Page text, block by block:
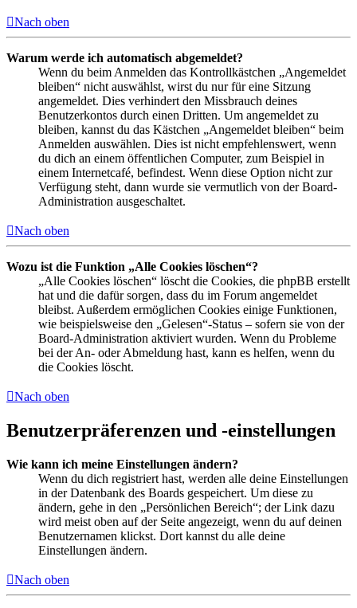
Nach oben
Warum werde ich automatisch abgemeldet?
Wenn du beim Anmelden das Kontrollkästchen „Angemeldet
bleiben“ nicht auswählst, wirst du nur für eine Sitzung
angemeldet. Dies verhindert den Missbrauch deines
Benutzerkontos durch einen Dritten. Um angemeldet zu
bleiben, kannst du das Kästchen „Angemeldet bleiben“ beim
Anmelden auswählen. Dies ist nicht empfehlenswert, wenn
du dich an einem öffentlichen Computer, zum Beispiel in
einem Internetcafé, befindest. Wenn diese Option nicht zur
Verfügung steht, dann wurde sie vermutlich von der Board-
Administration ausgeschaltet.
Nach oben
Wozu ist die Funktion „Alle Cookies löschen“?
„Alle Cookies löschen“ löscht die Cookies, die phpBB erstellt
hat und die dafür sorgen, dass du im Forum angemeldet
bleibst. Außerdem ermöglichen Cookies einige Funktionen,
wie beispielsweise den „Gelesen“-Status – sofern sie von der
Board-Administration aktiviert wurden. Wenn du Probleme
bei der An- oder Abmeldung hast, kann es helfen, wenn du
die Cookies löscht.
Nach oben
Benutzerpräferenzen und -einstellungen
Wie kann ich meine Einstellungen ändern?
Wenn du dich registriert hast, werden alle deine Einstellungen
in der Datenbank des Boards gespeichert. Um diese zu
ändern, gehe in den „Persönlichen Bereich“; der Link dazu
wird meist oben auf der Seite angezeigt, wenn du auf deinen
Benutzernamen klickst. Dort kannst du alle deine
Einstellungen ändern.
Nach oben